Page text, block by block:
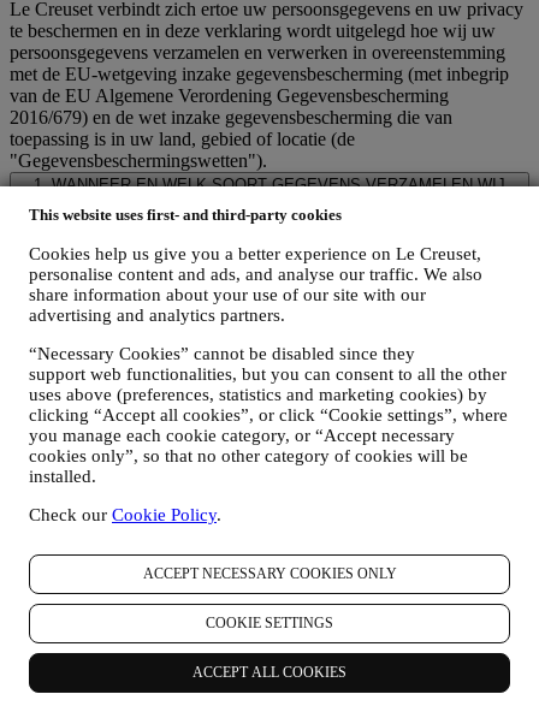
This website uses first- and third-party cookies
Cookies help us give you a better experience on Le Creuset,
personalise content and ads, and analyse our traffic. We also
share information about your use of our site with our
advertising and analytics partners.
“Necessary Cookies” cannot be disabled since they
support web functionalities, but you can consent to all the other
uses above (preferences, statistics and marketing cookies) by
clicking “Accept all cookies”, or click “Cookie settings”, where
you manage each cookie category, or “Accept necessary
cookies only”, so that no other category of cookies will be
installed.
Check our Cookie Policy.
ACCEPT NECESSARY COOKIES ONLY
COOKIE SETTINGS
ACCEPT ALL COOKIES
Le Creuset verbindt zich ertoe uw persoonsgegevens en uw privacy
te beschermen en in deze verklaring wordt uitgelegd hoe wij uw
persoonsgegevens verzamelen en verwerken in overeenstemming
met de EU-wetgeving inzake gegevensbescherming (met inbegrip
van de EU Algemene Verordening Gegevensbescherming
2016/679) en de wet inzake gegevensbescherming die van
toepassing is in uw land, gebied of locatie (de
"Gegevensbeschermingswetten").
1. WANNEER EN WELK SOORT GEGEVENS VERZAMELEN WIJ
“Persoonsgegevens” betekent alle informatie met betrekking tot u en
die ons in staat stelt om u te identificeren, hetzij rechtstreeks of in
combinatie met andere informatie.
Kinderen: Deze website is niet bedoeld voor kinderen en we
verzamelen niet bewust gegevens met betrekking tot kinderen.
website gebruikt (de "Website"), een Le Creuset-account aanmaakt,
een Le Creuset-product koopt op de Website of in onze Le Creuset
Winkels (Signature Boutiques en Outlet Winkels) of wanneer u zich
aanmeldt voor onze marketingcommunicatie. De persoonsgegevens
kunnen betrekking hebben op:
Naam, voornaam, e-mailadres, geboortedatum en andere
contactgegevens (adres, telefoonnummer), om een Le
Creuset-account aan te maken of als gastgebruiker te kopen,
online of in onze winkels;
uw aankoopgegevens, bijvoorbeeld datum en tijdstip van
aankoop, leveringsgegevens, product- en betalingsgegevens,
voor het beheer van uw bestellingen;
gegevens over uw online browsegeschiedenis (bv. online-
identificatienummers - zoals uw IP-adres, browserversie,
besturingssysteem, duur van het bezoek, terugkerende